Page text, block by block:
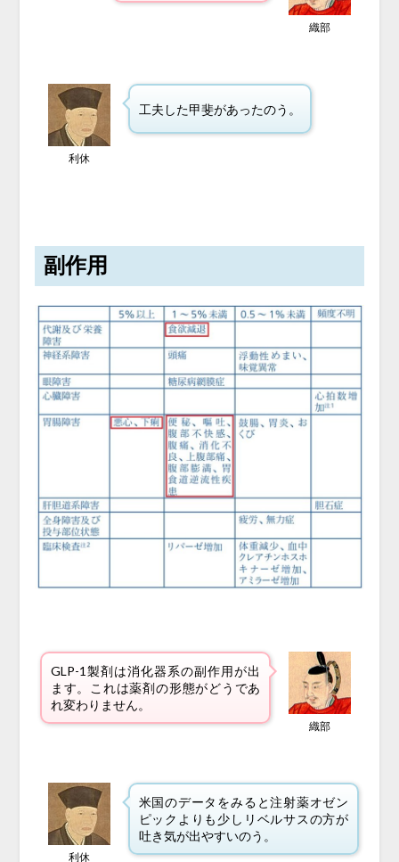
織部
利休
工夫した甲斐があったのう。
副作用
GLP-1製剤は消化器系の副作用が出
ます。これは薬剤の形態がどうであ
れ変わりません。
織部
利休
米国のデータをみると注射薬オゼン
ピックよりも少しリベルサスの方が
吐き気が出やすいのう。